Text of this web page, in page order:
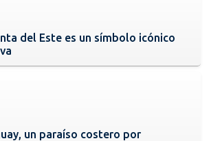
del Este es un símbolo icónico
un paraíso costero por